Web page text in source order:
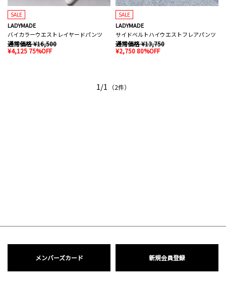
SALE
LADYMADE
バイカラーウエストレイヤードパンツ
通常価格 ¥16,500
¥4,125 75%OFF
SALE
LADYMADE
サイドベルトハイウエストフレアパンツ
通常価格 ¥13,750
¥2,750 80%OFF
1/1 （2件）
メンバーズカード 新規会員登録